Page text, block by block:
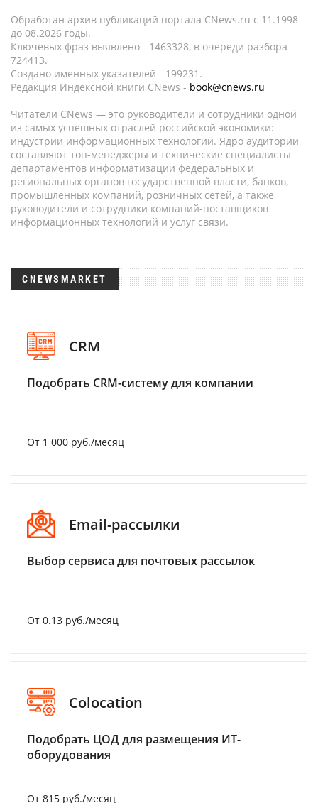
Обработан архив публикаций портала CNews.ru c 11.1998
до 08.2026 годы.
Ключевых фраз выявлено - 1463328, в очереди разбора -
724413.
Создано именных указателей - 199231.
Редакция Индексной книги CNews - book@cnews.ru
Читатели CNews — это руководители и сотрудники одной
из самых успешных отраслей российской экономики:
индустрии информационных технологий. Ядро аудитории
составляют топ-менеджеры и технические специалисты
департаментов информатизации федеральных и
региональных органов государственной власти, банков,
промышленных компаний, розничных сетей, а также
руководители и сотрудники компаний-поставщиков
информационных технологий и услуг связи.
CNEWSMARKET
CRM
Подобрать CRM-систему для компании
От 1 000 руб./месяц
Email-рассылки
Выбор сервиса для почтовых рассылок
От 0.13 руб./месяц
Colocation
Подобрать ЦОД для размещения ИТ-
оборудования
От 815 руб./месяц